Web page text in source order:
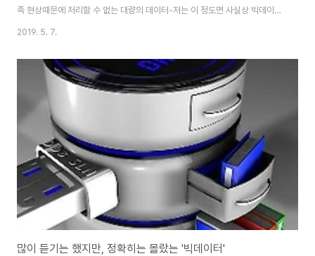
족 현상때문에 처리할 수 없는 대량의 데이터-저는 이 정도면 사실상 빅데이터
라고 하기 싶은데, 상대적으로 가정용으로 가지고 있는 조금은 구형인 PC에서
들어가 보고자 합니다. 그래서 지난번에는 왜 인지 계속해서 numpy를 인식하
지 못하는 가 했더니, 위 스크린샷에서 나와 있는 것처럼 stack overflow를
찾아 보니까, numpy를 업그레이드 시켜 주라는 이야기가 있었습니다. 그래서
pip install --upgrade numpy라고 입력해서 업그레이드를 시켜 보도록 ..
2019. 5. 7.
많이 듣기는 했지만, 정확히는 몰랐는 '빅데이터'